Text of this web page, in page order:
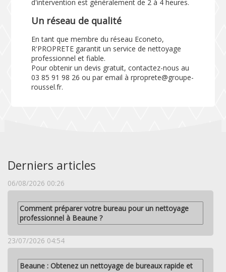
d'intervention est généralement de 2 à 4 heures.
Un réseau de qualité
En tant que membre du réseau Econeto,
R'PROPRETE garantit un service de nettoyage
professionnel et fiable.
Pour obtenir un devis gratuit, contactez-nous au
03 85 91 98 26 ou par email à rproprete@groupe-
roussel.fr.
Derniers articles
06/08/2026 00:26
Comment préparer votre bureau pour un nettoyage
professionnel à Beaune ?
23/07/2026 04:54
Beaune : Obtenez un nettoyage de bureaux rapide et